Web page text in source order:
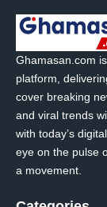
Ghamasan.com
platform,
cover breaking
and viral trends
with today’s
eye on the pulse
a movement.